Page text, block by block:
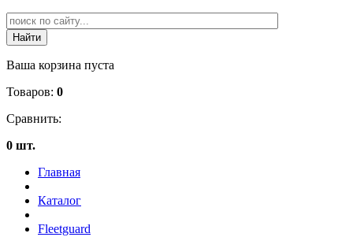
Ваша корзина пуста
Товаров: 0
Сравнить:
0 шт.
Главная
Каталог
Fleetguard